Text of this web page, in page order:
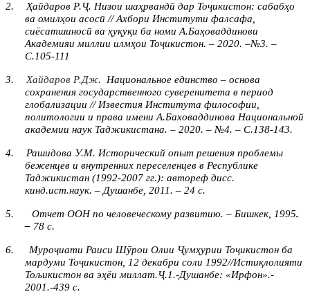
2.
Ҳайдаров Р.Ҷ. Низои шаҳрвандӣ дар Тоҷикистон: сабабҳо
ва омилҳои асосӣ // Ахбори Институти фалсафа,
сиёсатшиносӣ ва ҳуқуқи ба номи А.Баҳоваддинови
Академияи миллии илмҳои Тоҷикистон. – 2020. –№3. –
С.105-111
3. Хайдаров Р.Дж. Национальное единство – основа
сохранения государственного суверенитета в период
глобализации // Известия Института философии,
политологии и права имени А.Баховаддинова Национальной
академии наук Таджикистана. – 2020. – №4. –С.138-143.
4.
Рашидова У.М. Исторический опыт решения проблемы
беженцев и внутренних переселенцев в Республике
Таджикистан (1992-2007 гг.): автореф дисс.
кинд.ист.наук. – Душанбе, 2011. – 24 с.
5. Отчет ООН по человеческому развитию. – Бишкек, 1995.
– 78 с.
6.
Муроҷиати Раиси Шӯрои Олии Ҷумҳурии Тоҷикистон ба
мардуми Тоҷикистон, 12 декабри соли 1992//Истиқлолияти
Тољикистон ва эҳёи миллат.Ҷ.1.-Душанбе: «Ирфон».-
2001.-439 с.